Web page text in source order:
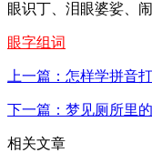
眼识丁、泪眼婆娑、
眼字组词
上一篇：怎样学拼音
下一篇：梦见厕所里
相关文章